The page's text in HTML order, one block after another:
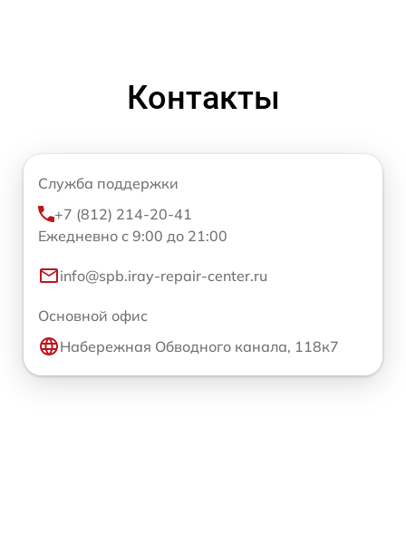
Контакты
Служба поддержки
+7 (812) 214-20-41
Ежедневно с 9:00 до 21:00
info@spb.iray-repair-center.ru
Основной офис
Набережная Обводного канала, 118к7